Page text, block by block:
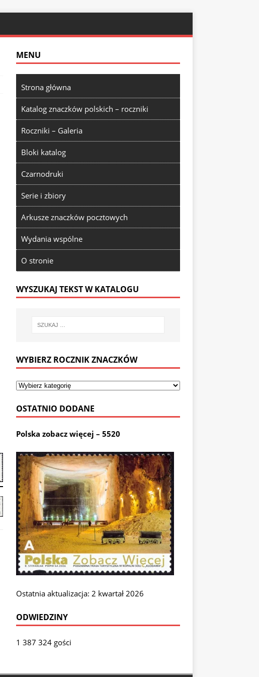
MENU
Strona główna
Katalog znaczków polskich – roczniki
Roczniki – Galeria
Bloki katalog
Czarnodruki
Serie i zbiory
Arkusze znaczków pocztowych
Wydania wspólne
O stronie
WYSZUKAJ TEKST W KATALOGU
WYBIERZ ROCZNIK ZNACZKÓW
OSTATNIO DODANE
Polska zobacz więcej – 5520
Ostatnia aktualizacja: 2 kwartał 2026
ODWIEDZINY
1 387 324 gości